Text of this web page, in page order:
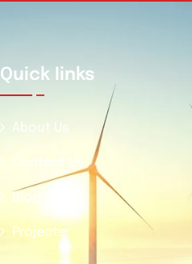
Quick Iinks
About Us
Contact Us
Blog
Projects